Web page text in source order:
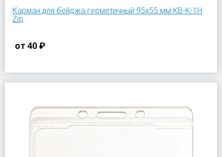
Карман для бейджа герметичный 95х55 мм КВ-K-1H
Zip
от40 ₽